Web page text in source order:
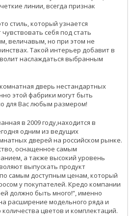
линии, всегда признак
стиль, который узнается
себя под стать
величавым, но при этом не
Такой интерьер добавит в
наслаждаться выбранным
дверь нестандартных
этой фабрики могут быть
для Вас любым размером!
в 2009 году,находится в
одним из ведущих
дверей на российском рынке.
оснащенное самым
а также высокий уровень
выпускать продукт
самым доступным ценам, который
у покупателей. Кредо компании
должно быть много!”, именно
расширение модельного ряда и
цветов и комплектаций.